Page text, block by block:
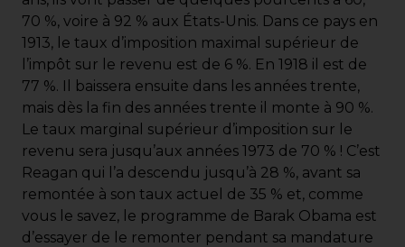
70 %, voire à 92 % aux États-Unis. Dans ce pays en
1913, le taux d’imposition maximal supérieur de
l’impôt sur le revenu est de 6 %. En 1918 il est de
77 %. Il baissera ensuite dans les années trente,
mais dès la fin des années trente il monte à 90 %.
Le taux marginal supérieur d’imposition sur le
revenu sera jusqu’aux années 1973 de 70 % ! C’est
Reagan qui l’a descendu jusqu’à 28 %, avant sa
remontée à son taux actuel de 35 % et, comme
vous le savez, le programme de Barak Obama est
d’essayer de le remonter pendant sa mandature